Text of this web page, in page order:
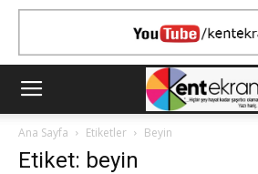
Ana Sayfa Etiketler Beyin
Etiket: beyin